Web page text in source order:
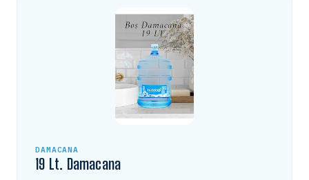
DAMACANA
19 Lt. Damacana